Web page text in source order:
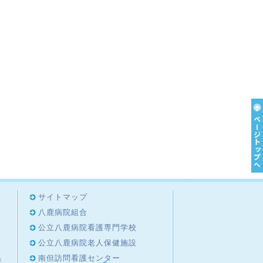
サイトマップ
八鹿病院組合
公立八鹿病院看護専門学校
公立八鹿病院老人保健施設
南但訪問看護センター